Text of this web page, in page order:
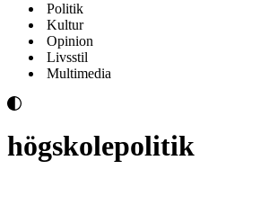
Politik
Kultur
Opinion
Livsstil
Multimedia
högskolepolitik